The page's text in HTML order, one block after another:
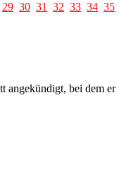
29 30 31 32 33 34 35
bei dem